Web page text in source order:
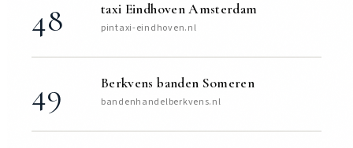
48 taxi Eindhoven Amsterdam
pintaxi-eindhoven.nl
49 Berkvens banden Someren
bandenhandelberkvens.nl